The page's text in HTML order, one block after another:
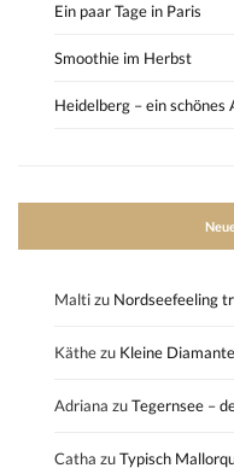
Ein paar Tage in Paris
Smoothie im Herbst
Heidelberg – ein schönes
Maltizu Nordseefeeling
Käthezu Kleine
Adriana zuTegernsee –
Catha zuTypisch